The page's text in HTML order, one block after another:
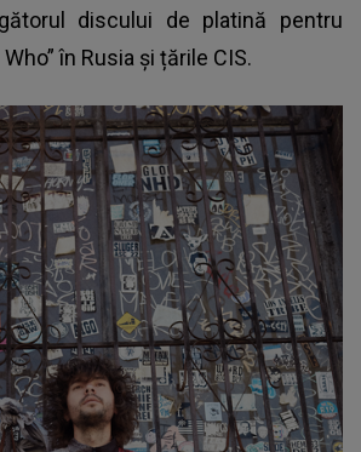
discului de platină pentru
în Rusia și țările CIS.